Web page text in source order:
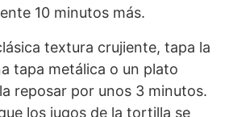
10 minutos más.
textura crujiente, tapa la
tapa metálica o un plato
reposar por unos 3 minutos.
los jugos de la tortilla se